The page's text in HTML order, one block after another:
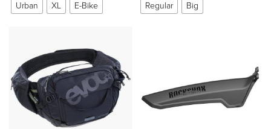
Urban XL E-Bike Regular Big